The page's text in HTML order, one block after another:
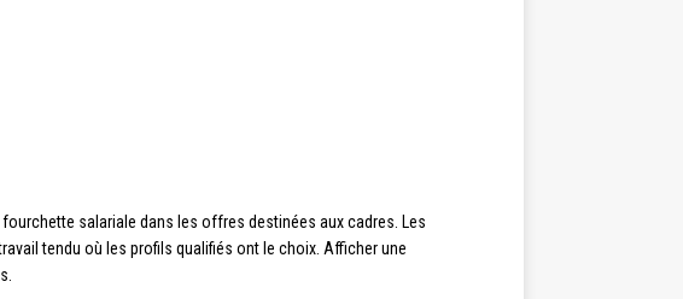
salariale dans les offres destinées aux cadres. Les
tendu où les profils qualifiés ont le choix. Afficher une